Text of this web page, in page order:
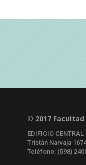
© 2017
EDIFICIO CENTRAL
Tristán Narvaja
Teléfono: (598)